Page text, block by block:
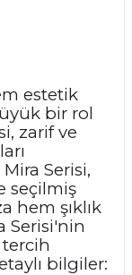
estetik
bir rol
zarif ve
Serisi,
seçilmiş
hem şıklık
Serisi'nin
bilgiler: